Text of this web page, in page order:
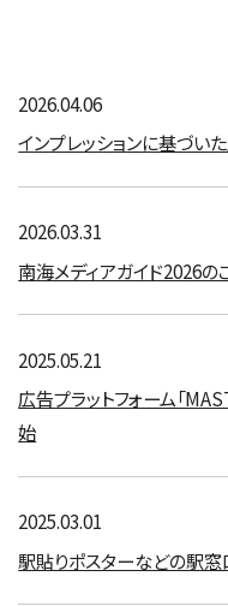
2026.04.06
インプレッションに基づい
2026.03.31
南海メディアガイド2026の
2025.05.21
広告プラットフォーム「
始
2025.03.01
駅貼りポスターなどの駅